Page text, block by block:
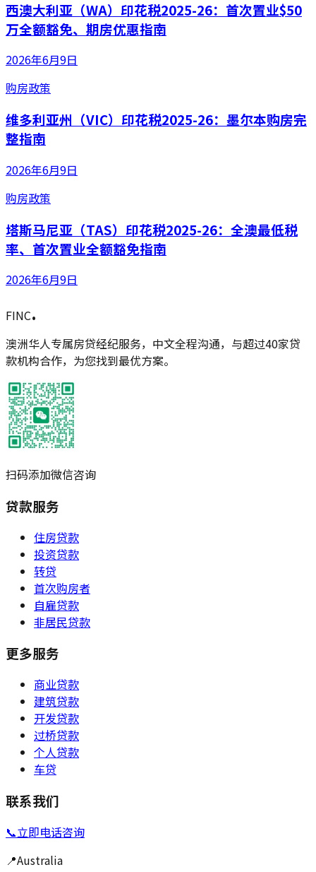
西澳大利亚（WA）印花税2025-26：首次置业$50
万全额豁免、期房优惠指南
2026年6月9日
购房政策
维多利亚州（VIC）印花税2025-26：墨尔本购房完
整指南
2026年6月9日
购房政策
塔斯马尼亚（TAS）印花税2025-26：全澳最低税
率、首次置业全额豁免指南
2026年6月9日
FINC.
澳洲华人专属房贷经纪服务，中文全程沟通，与超过40家贷
款机构合作，为您找到最优方案。
扫码添加微信咨询
贷款服务
住房贷款
投资贷款
转贷
首次购房者
自雇贷款
非居民贷款
更多服务
商业贷款
建筑贷款
开发贷款
过桥贷款
个人贷款
车贷
联系我们
📞立即电话咨询
📍Australia